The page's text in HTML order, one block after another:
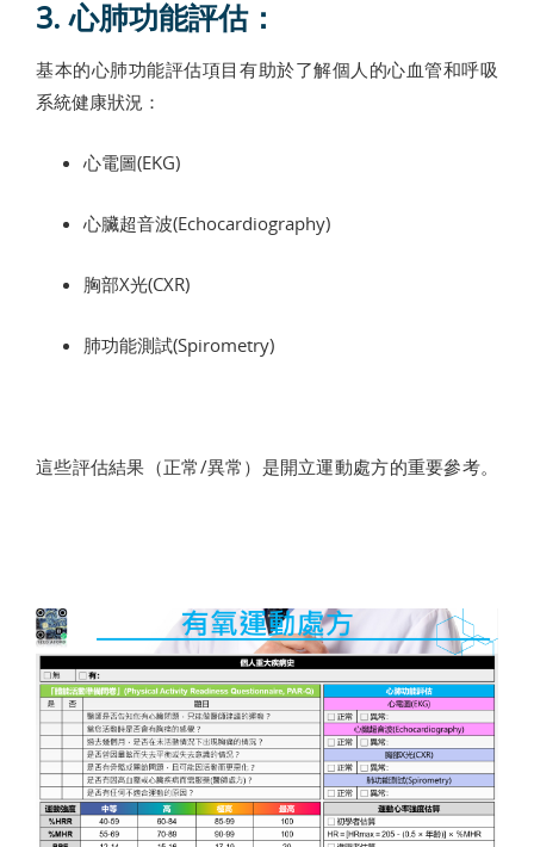
3. 心肺功能評估：
基本的心肺功能評估項目有助於了解個人的心血管和呼吸
系統健康狀況：
心電圖(EKG)
心臟超音波(Echocardiography)
胸部X光(CXR)
肺功能測試(Spirometry)
這些評估結果（正常/異常）是開立運動處方的重要參考。